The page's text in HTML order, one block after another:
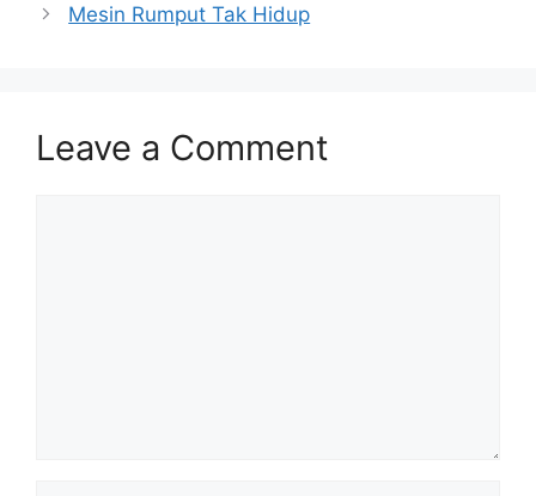
Mesin Rumput Tak Hidup
Leave a Comment